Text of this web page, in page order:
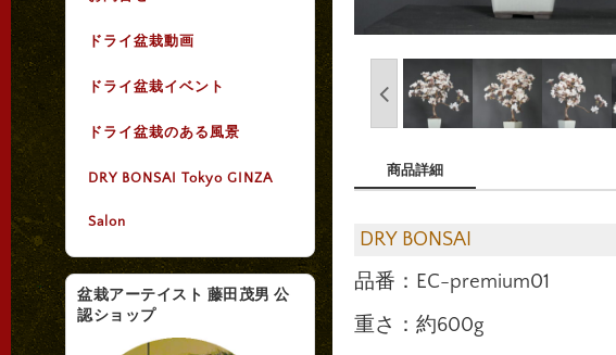
ドライ盆栽動画
ドライ盆栽イベント
ドライ盆栽のある風景
DRY BONSAI Tokyo GINZA
Salon
商品詳細
DRY BONSAI
品番：EC-premium01
重さ：約600g
盆栽アーテイスト 藤田茂男 公
認ショップ